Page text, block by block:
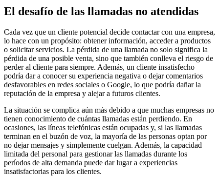
El desafío de las llamadas no atendidas
Cada vez que un cliente potencial decide contactar con una empresa,
lo hace con un propósito: obtener información, acceder a productos
o solicitar servicios. La pérdida de una llamada no solo significa la
pérdida de una posible venta, sino que también conlleva el riesgo de
perder al cliente para siempre. Además, un cliente insatisfecho
podría dar a conocer su experiencia negativa o dejar comentarios
desfavorables en redes sociales o Google, lo que podría dañar la
reputación de la empresa y alejar a futuros clientes.
La situación se complica aún más debido a que muchas empresas no
tienen conocimiento de cuántas llamadas están perdiendo. En
ocasiones, las líneas telefónicas están ocupadas y, si las llamadas
terminan en el buzón de voz, la mayoría de las personas optan por
no dejar mensajes y simplemente cuelgan. Además, la capacidad
limitada del personal para gestionar las llamadas durante los
períodos de alta demanda puede dar lugar a experiencias
insatisfactorias para los clientes.